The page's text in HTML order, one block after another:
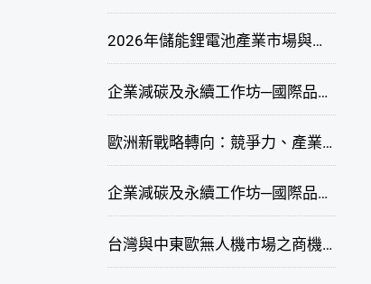
2026年儲能鋰電池產業市場與技術發展線上研討會
企業減碳及永續工作坊─國際品牌綠色供應鏈永續管理與實務演練(高雄場)
歐洲新戰略轉向：競爭力、產業自主與供應鏈重塑線上研討會
企業減碳及永續工作坊─國際品牌綠色供應鏈永續管理與實務演練(臺北場)
台灣與中東歐無人機市場之商機與挑戰座談會